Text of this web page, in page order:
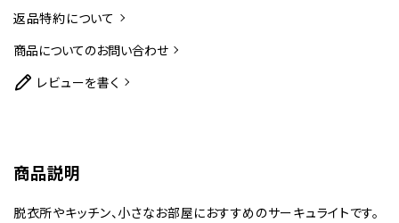
返品特約について
商品についてのお問い合わせ
レビューを書く
商品説明
脱衣所やキッチン、小さなお部屋におすすめのサーキュライトです。